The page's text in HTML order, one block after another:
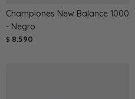
Championes New Balance 1000
- Negro
$ 8.590